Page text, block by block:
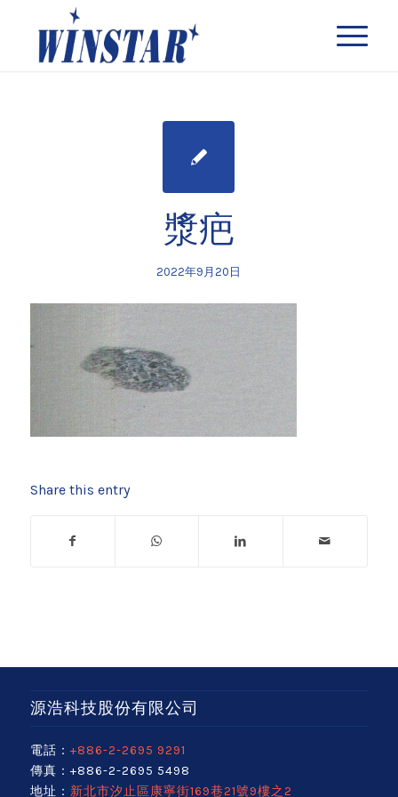
漿疤
2022年9月20日
Share this entry
源浩科技股份有限公司
電話： +886-2-2695 9291
傳真：+886-2-2695 5498
地址： 新北市汐止區康寧街169巷21號9樓之2